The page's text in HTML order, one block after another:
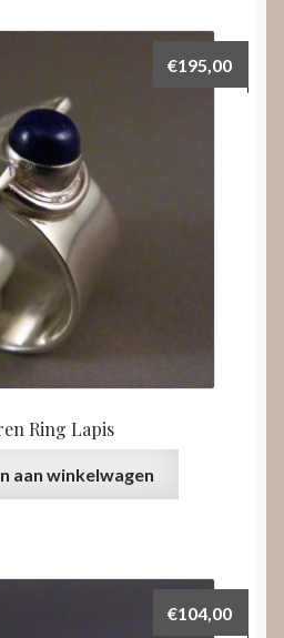
Ring Lapis
€195,00
aan winkelwagen
€104,00